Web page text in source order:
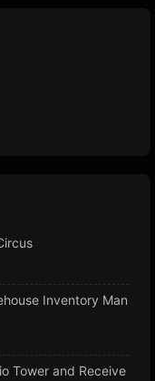
Inventory Man
Tower and Receive